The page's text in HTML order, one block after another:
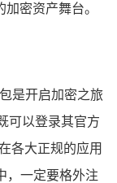
密资产舞台。
是开启加密之旅
可以登录其官方
各大正规的应用
，一定要格外注